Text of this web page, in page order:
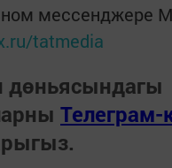
мессенджере
tatmedia
дөньясындагы
Телеграм-